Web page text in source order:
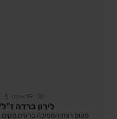
59 צפיות
לירון ברדה ז"ל
מקום רצח:המסיבה ברעים,מקום